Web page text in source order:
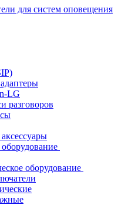
для систем оповещения
LG
разговоров
оборудование